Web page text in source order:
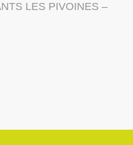
LES PIVOINES –